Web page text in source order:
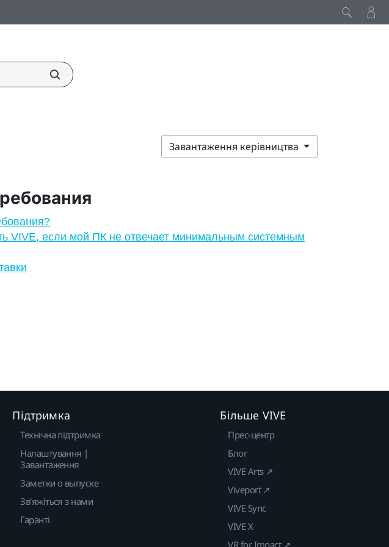
Завантаження керівництва
VIVE, если мой ПК не отвечает минимальным системным
Підтримка
Технічна підтримка
Налаштування |
Завантаження
Заметки о выпуске
Зв'яжіться з нами
Гаранті
Більше VIVE
Прес-центр
Блог
VIVE Arts ↗
Viveport ↗
VIVE Sync
VIVE X
VR for Impact ↗